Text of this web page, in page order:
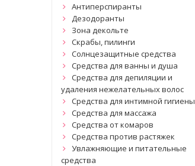
Антиперспиранты
Дезодоранты
Зона декольте
Скрабы, пилинги
Солнцезащитные средства
Средства для ванны и душа
Средства для депиляции и
удаления нежелательных волос
Средства для интимной гигиены
Средства для массажа
Средства от комаров
Средства против растяжек
Увлажняющие и питательные
средства